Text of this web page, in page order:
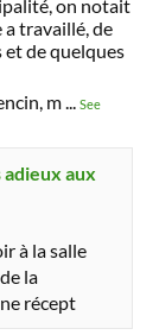
on notait
a travaillé, de
et de quelques
m...See
aux
à la salle
la
récept